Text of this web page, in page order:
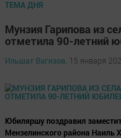
ТЕМА ДНЯ
Мунзия Гарипова из
отметила 90-летний
Ильшат Вагизов, 15 января
Юбиляршу поздравил
Мензелинского района Наиль